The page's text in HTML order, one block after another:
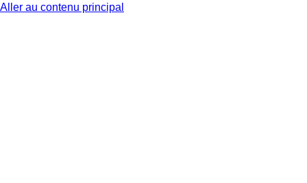
Aller au contenu principal